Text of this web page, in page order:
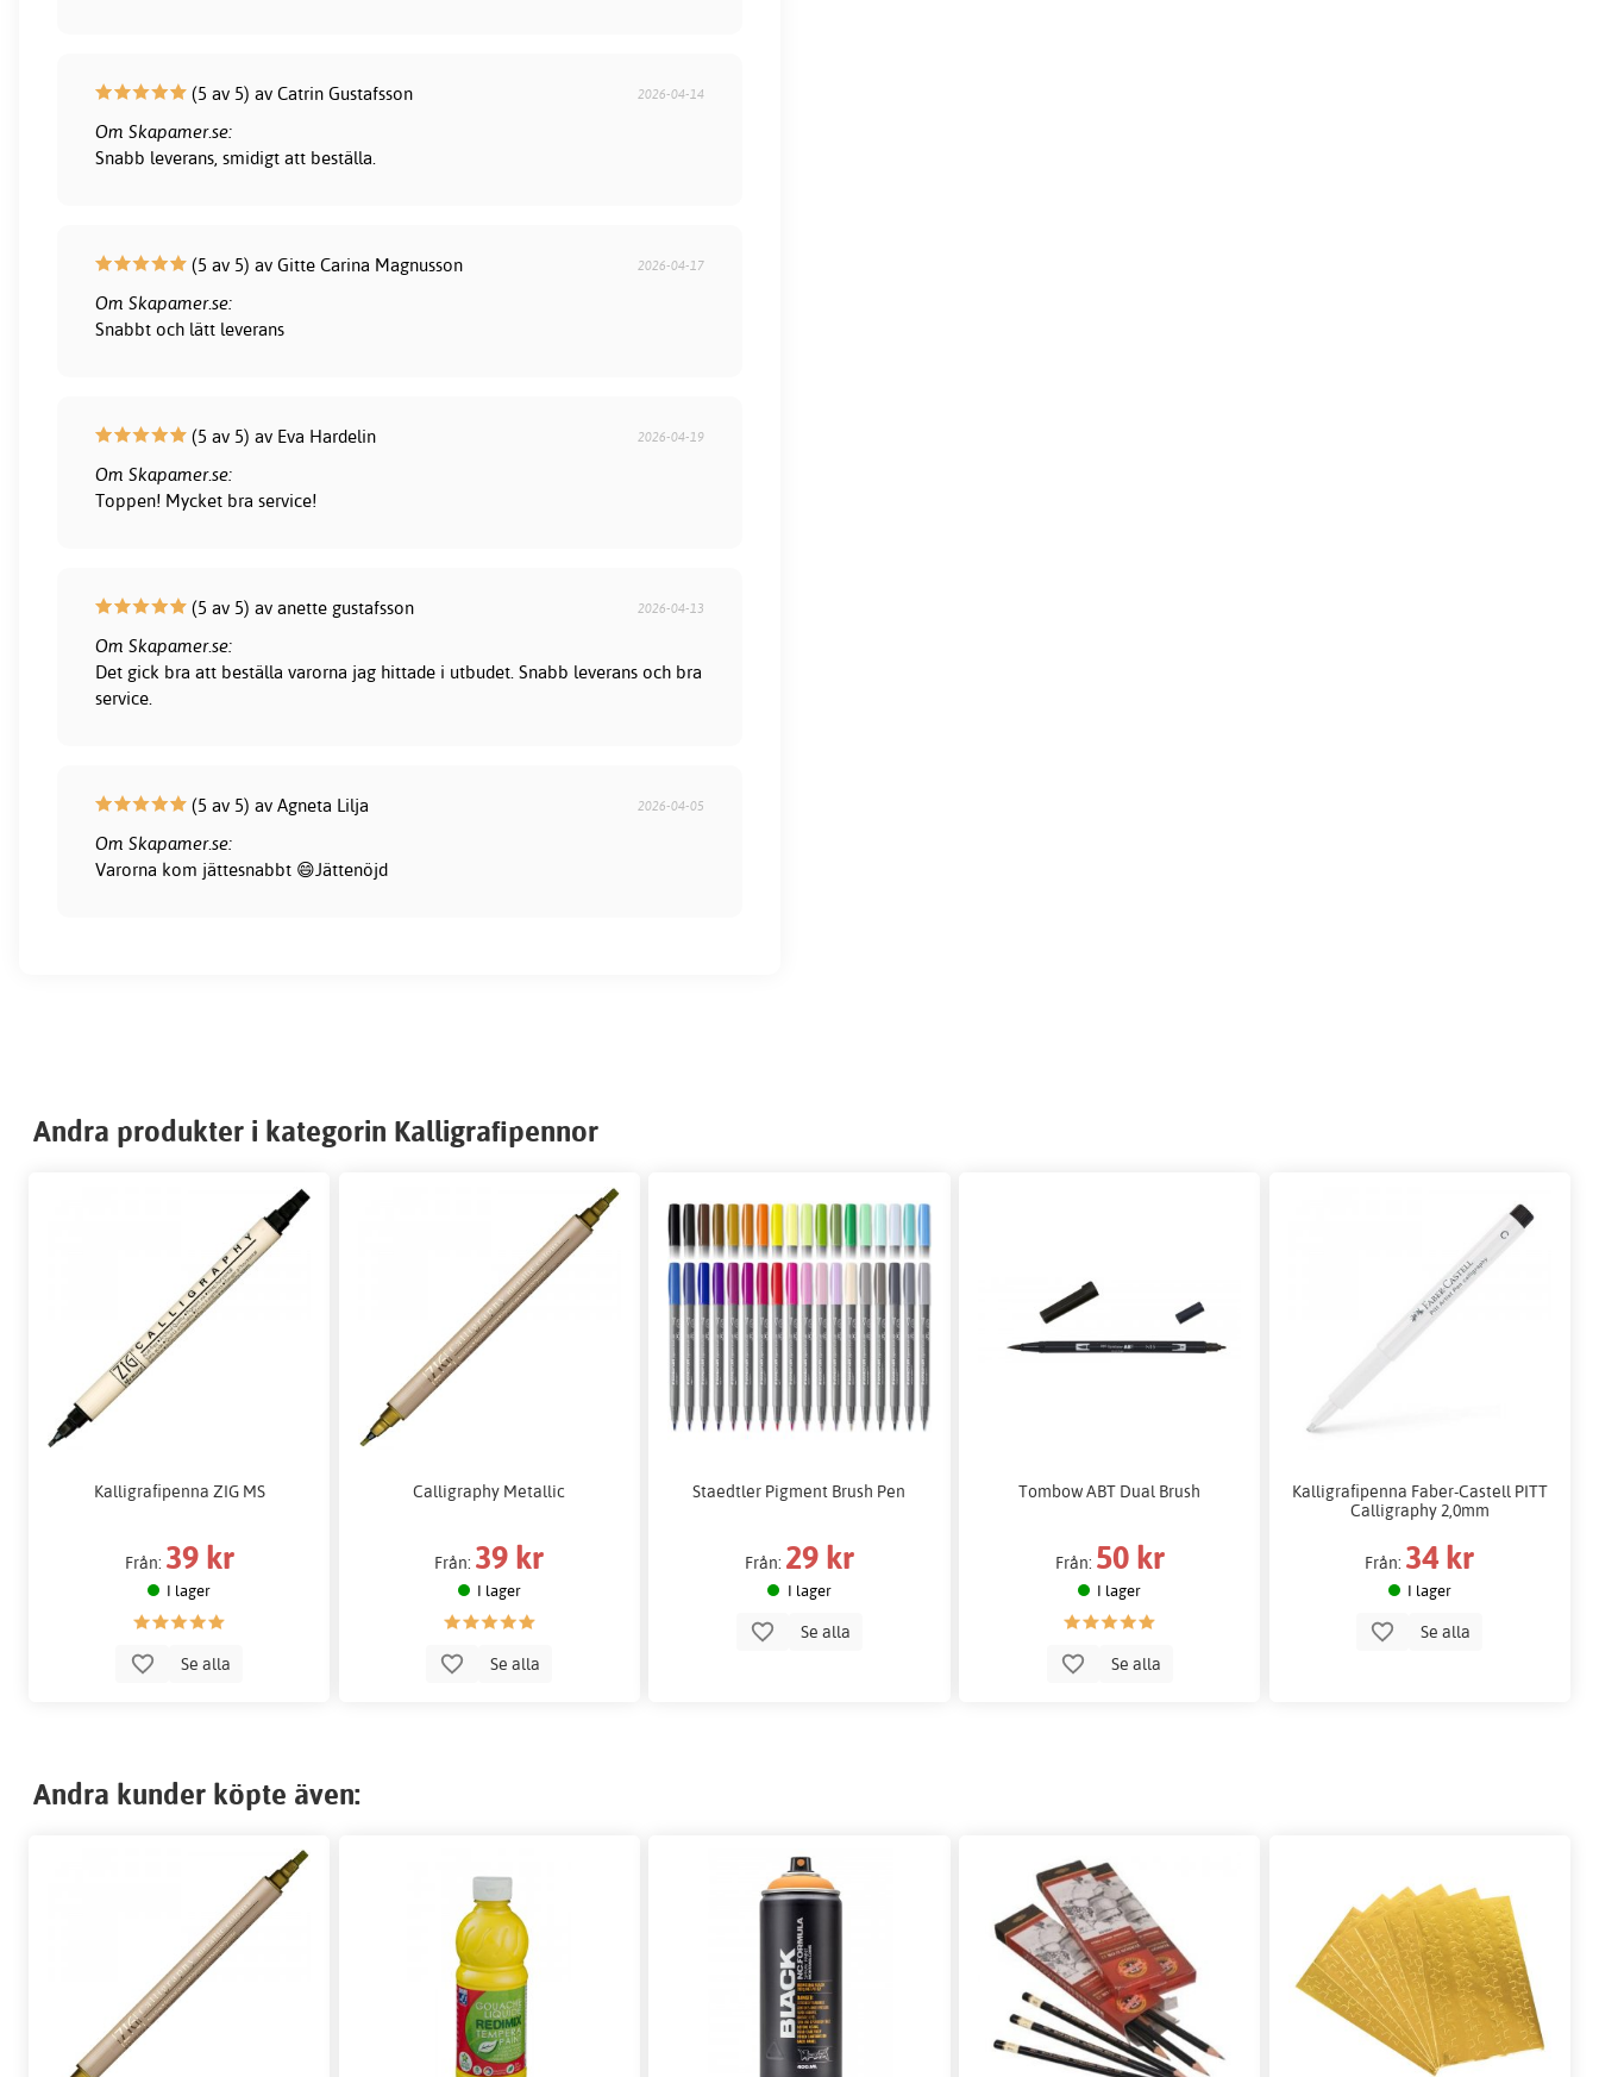
(5 av 5) av Catrin Gustafsson 2026-04-14
Om Skapamer.se:
Snabb leverans, smidigt att beställa.
(5 av 5) av Gitte Carina Magnusson 2026-04-17
Om Skapamer.se:
Snabbt och lätt leverans
(5 av 5) av Eva Hardelin 2026-04-19
Om Skapamer.se:
Toppen! Mycket bra service!
(5 av 5) av anette gustafsson 2026-04-13
Om Skapamer.se:
Det gick bra att beställa varorna jag hittade i utbudet. Snabb leverans och bra
service.
(5 av 5) av Agneta Lilja 2026-04-05
Om Skapamer.se:
Varorna kom jättesnabbt 😄Jättenöjd
Andra produkter i kategorin Kalligrafipennor
Kalligrafipenna ZIG MS
Från: 39 kr
I lager
Se alla
Calligraphy Metallic
Från: 39 kr
I lager
Se alla
Staedtler Pigment Brush Pen
Från: 29 kr
I lager
Se alla
Tombow ABT Dual Brush
Från: 50 kr
I lager
Se alla
Kalligrafipenna Faber-Castell PITT
Calligraphy 2,0mm
Från: 34 kr
I lager
Se alla
Andra kunder köpte även: